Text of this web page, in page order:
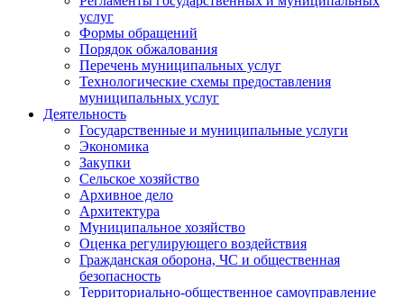
услуг
Формы обращений
Порядок обжалования
Перечень муниципальных услуг
Технологические схемы предоставления
муниципальных услуг
Деятельность
Государственные и муниципальные услуги
Экономика
Закупки
Сельское хозяйство
Архивное дело
Архитектура
Муниципальное хозяйство
Оценка регулирующего воздействия
Гражданская оборона, ЧС и общественная
безопасность
Территориально-общественное самоуправление